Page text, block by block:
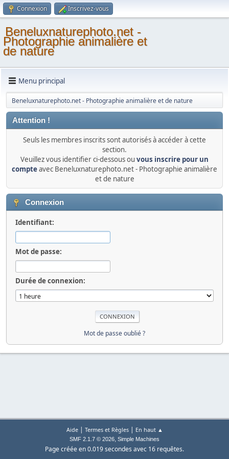
Connexion Inscrivez-vous
Beneluxnaturephoto.net -
Photographie animalière et
de nature
Menu principal
Beneluxnaturephoto.net - Photographie animalière et de nature
Attention !
Seuls les membres inscrits sont autorisés à accéder à cette
section.
Veuillez vous identifier ci-dessous ou vous inscrire pour un
compteavec Beneluxnaturephoto.net - Photographie animalière
et de nature
Connexion
Identifiant:
Mot de passe:
Durée de connexion:
Mot de passe oublié ?
Aide| Termes et Règles| En haut ▲
SMF 2.1.7 © 2026, Simple Machines
Page créée en 0.019 secondes avec 16 requêtes.